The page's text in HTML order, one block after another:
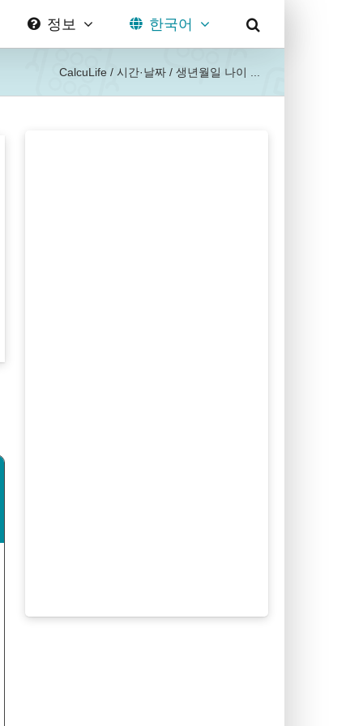
정보 한국어
CalcuLife / 시간·날짜 / 생년월일 나이 ...